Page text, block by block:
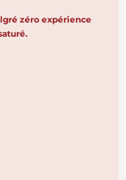
zéro expérience